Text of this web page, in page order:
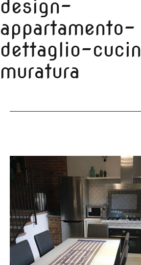
design-
appartamento-
dettaglio-
muratura